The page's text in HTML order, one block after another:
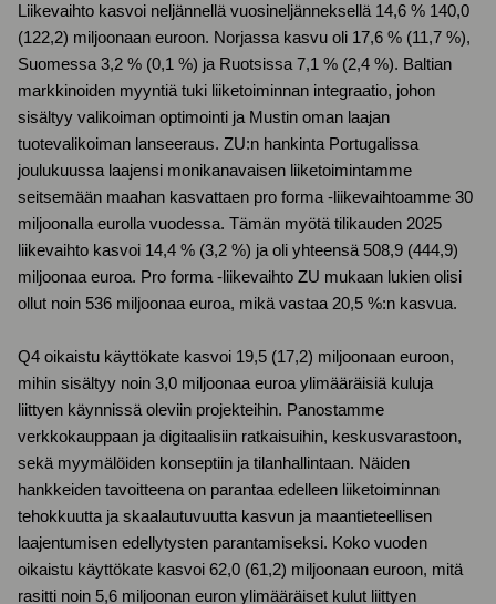
Liikevaihto kasvoi neljännellä vuosineljänneksellä 14,6 % 140,0
(122,2) miljoonaan euroon. Norjassa kasvu oli 17,6 % (11,7 %),
Suomessa 3,2 % (0,1 %) ja Ruotsissa 7,1 % (2,4 %). Baltian
markkinoiden myyntiä tuki liiketoiminnan integraatio, johon
sisältyy valikoiman optimointi ja Mustin oman laajan
tuotevalikoiman lanseeraus. ZU:n hankinta Portugalissa
joulukuussa laajensi monikanavaisen liiketoimintamme
seitsemään maahan kasvattaen pro forma -liikevaihtoamme 30
miljoonalla eurolla vuodessa. Tämän myötä tilikauden 2025
liikevaihto kasvoi 14,4 % (3,2 %) ja oli yhteensä 508,9 (444,9)
miljoonaa euroa. Pro forma -liikevaihto ZU mukaan lukien olisi
ollut noin 536 miljoonaa euroa, mikä vastaa 20,5 %:n kasvua.
Q4 oikaistu käyttökate kasvoi 19,5 (17,2) miljoonaan euroon,
mihin sisältyy noin 3,0 miljoonaa euroa ylimääräisiä kuluja
liittyen käynnissä oleviin projekteihin. Panostamme
verkkokauppaan ja digitaalisiin ratkaisuihin, keskusvarastoon,
sekä myymälöiden konseptiin ja tilanhallintaan. Näiden
hankkeiden tavoitteena on parantaa edelleen liiketoiminnan
tehokkuutta ja skaalautuvuutta kasvun ja maantieteellisen
laajentumisen edellytysten parantamiseksi. Koko vuoden
oikaistu käyttökate kasvoi 62,0 (61,2) miljoonaan euroon, mitä
rasitti noin 5,6 miljoonan euron ylimääräiset kulut liittyen